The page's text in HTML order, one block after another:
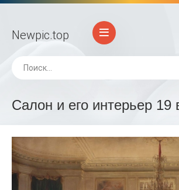
Newpic.top
Салон и его интерьер 19